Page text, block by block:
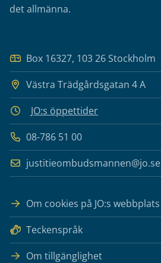
det allmänna.
Box 16327, 103 26 Stockholm
Västra Trädgårdsgatan 4 A
JO:s öppettider
08-786 51 00
justitieombudsmannen@jo.se
Om cookies på JO:s webbplats
Teckenspråk
Om tillgänglighet